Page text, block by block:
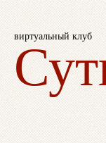
виртуальный клуб